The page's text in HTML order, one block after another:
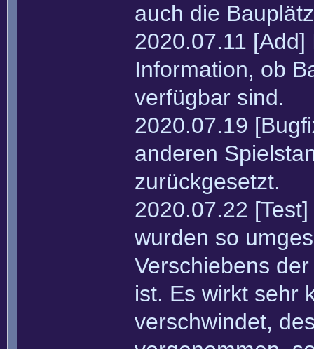
auch die
2020.07.11
Information, ob
verfügbar sind.
2020.07.19
anderen
zurückgesetzt.
2020.07.22
wurden so
Verschiebens
ist. Es wirkt sehr
verschwindet,